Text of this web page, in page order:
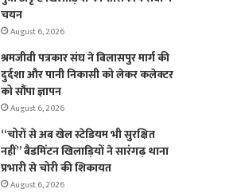
चयन
August 6, 2026
श्रमजीवी पत्रकार संघ ने बिलासपुर मार्ग की
दुर्दशा और पानी निकासी को लेकर कलेक्टर
को सौंपा ज्ञापन
August 6, 2026
“चोरों से अब खेल स्टेडियम भी सुरक्षित
नहीं” बैडमिंटन खिलाड़ियों ने सारंगढ़ थाना
प्रभारी से चोरी की शिकायत
August 6, 2026